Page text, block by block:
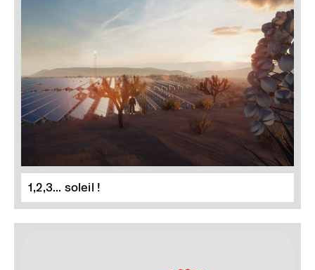
1,2,3... soleil !